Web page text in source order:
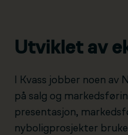
Utviklet av
I Kvass jobber noen
på salg og
presentasjon,
nyboligprosjekter